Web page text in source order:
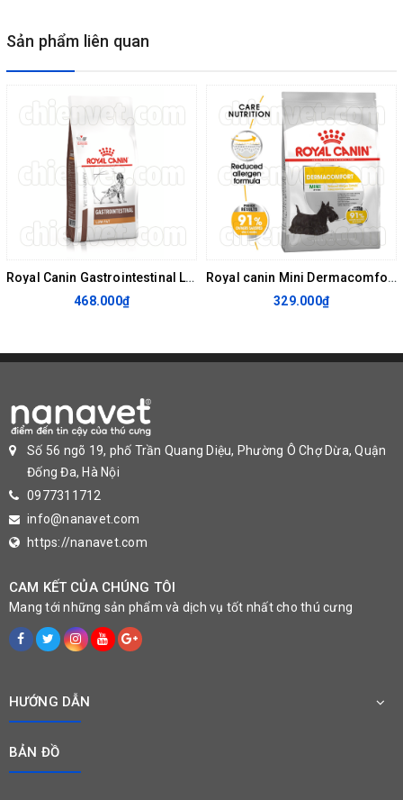
B2, vitamin B6, axit folic, vitamin A, iốt, aluminosilicate, selen);
đạm động vật tiêu hóa; bột củ cải đường; dầu cá; cải ô rô và chất
chống oxy hóa tự nhiên.
Chỉ tiêu chất lượng:
Độ ẩm (max): 11,0 %, Protein thô (min): 26,0
%, béo thô (min): 16,0 %, xơ thô (max): 3,0 %, Khoáng tổng số
(max): 9,0 %.
Hướng dẫn sử dụng
Luôn đảm bảo nước uống cho chó sạch và mới. Cho chó ăn thức ăn
cho chó trưởng thành PURINA PRO PLAN Small & Mini Adult theo
hướng dẫn. Để giúp chó duy trì thể trạng lý tưởng, nên thường
phía trên. Duy trì thể trạng lý tưởng sẽ giúp sức khỏe của chó ổn
Sản phẩm liên quan
Royal Canin Gastrointestinal Low Fat Canine 1.5kg - Thức ăn hỗ trợ điều trị cho chó trưởng thành mắc phải các vấn đề tiêu hoá
468.000₫
Royal canin Mini Dermacomfort 1kg- Thức ăn hỗ trợ giảm dị ứng da ở chó size dưới 10kg
329.000₫
Số 56 ngõ 19, phố Trần Quang Diệu, Phường Ô Chợ Dừa, Quận
Đống Đa, Hà Nội
0977311712
info@nanavet.com
https://nanavet.com
CAM KẾT CỦA CHÚNG TÔI
Mang tới những sản phẩm và dịch vụ tốt nhất cho thú cưng
HƯỚNG DẪN
BẢN ĐỒ